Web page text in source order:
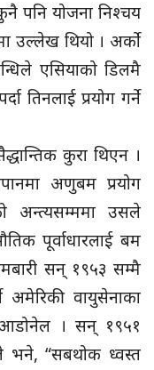
पनि योजना निश्चय
उल्लेख थियो । अर्को
एसियाको डिलमै
तिनलाई प्रयोग गर्ने
कुरा थिएन ।
अणुबम प्रयोग
अन्त्यसम्ममा उसले
पूर्वाधारलाई बम
सन् १९५३ सम्मै
अमेरिकी वायुसेनाका
। सन् १९५१
भने, “सबथोक ध्वस्त